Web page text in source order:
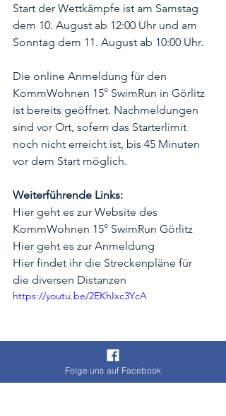
Start der Wettkämpfe ist am Samstag
dem 10. August ab 12:00 Uhr und am
Sonntag dem 11. August ab 10:00 Uhr.
Die online Anmeldung für den
KommWohnen 15° SwimRun in Görlitz
ist bereits geöffnet. Nachmeldungen
sind vor Ort, sofern das Starterlimit
noch nicht erreicht ist, bis 45 Minuten
vor dem Start möglich.
Weiterführende Links:
Hier geht es zur Website des
KommWohnen 15° SwimRun Görlitz
Hier geht es zur Anmeldung
Hier findet ihr die Streckenpläne für
die diversen Distanzen
https://youtu.be/2EKhIxc3YcA
Folge uns auf Facebook